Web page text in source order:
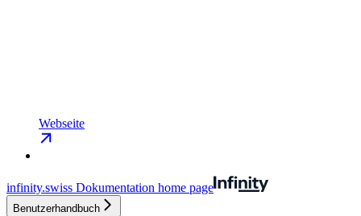
Webseite
infinity.swiss Dokumentation home page
Benutzerhandbuch